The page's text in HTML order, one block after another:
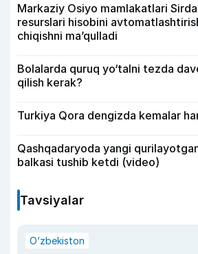
Markaziy Osiyo mamlakatlari
resurslari hisobini
chiqishni ma’qulladi
Bolalarda quruq yo‘talni tezda
qilish kerak?
Turkiya Qora dengizda kemalar
Qashqadaryoda yangi
balkasi tushib ketdi (video)
Tavsiyalar
O‘zbekiston